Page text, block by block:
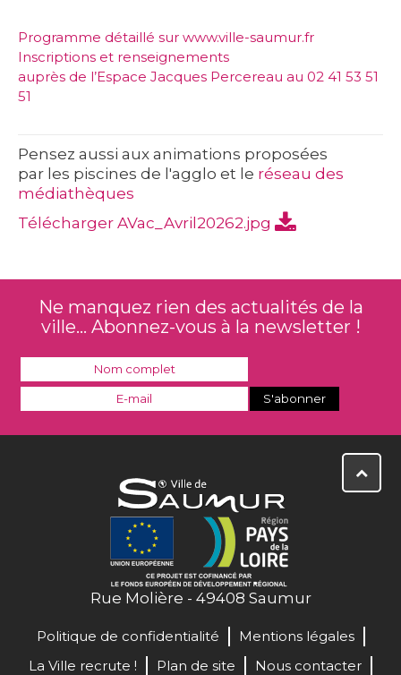
Programme détaillé sur www.ville-saumur.fr
Inscriptions et renseignements
auprès de l’Espace Jacques Percereau au 02 41 53 51
51
Pensez aussi aux animations proposées
par les piscines de l'agglo et le réseau des
médiathèques
Télécharger AVac_Avril20262.jpg
Ne manquez rien des actualités de la
ville... Abonnez-vous à la newsletter !
Rue Molière - 49408 Saumur
Politique de confidentialité
Mentions légales
La Ville recrute !
Plan de site Nous contacter